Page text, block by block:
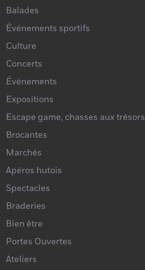
Événements sportifs
Culture
Concerts
Événements
Expositions
Escape game, chasses aux
Brocantes
Marchés
Apéros hutois
Spectacles
Braderies
Bien être
Portes Ouvertes
Ateliers
Atelier Rock